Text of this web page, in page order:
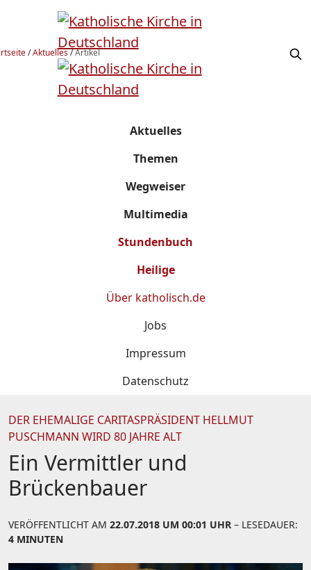
/Aktuelles/Artikel
Aktuelles
Themen
Wegweiser
Multimedia
Stundenbuch
Heilige
Über katholisch.de
Jobs
Impressum
Datenschutz
DER EHEMALIGE CARITASPRÄSIDENT HELLMUT
PUSCHMANN WIRD 80 JAHRE ALT
Ein Vermittler und
Brückenbauer
VERÖFFENTLICHT AM 22.07.2018 UM 00:01 UHR – LESEDAUER:
4 MINUTEN